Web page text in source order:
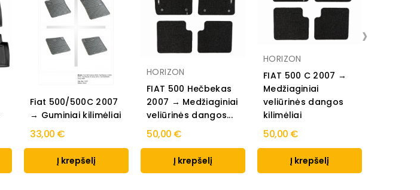
Fiat 500/500C 2007
→ Guminiai kilimėliai
33,00 €
Į krepšelį
HORIZON
FIAT 500 Hečbekas
2007 → Medžiaginiai
veliūrinės dangos...
50,00 €
Į krepšelį
HORIZON
FIAT 500 C 2007 →
Medžiaginiai
veliūrinės dangos
kilimėliai
50,00 €
Į krepšelį
›